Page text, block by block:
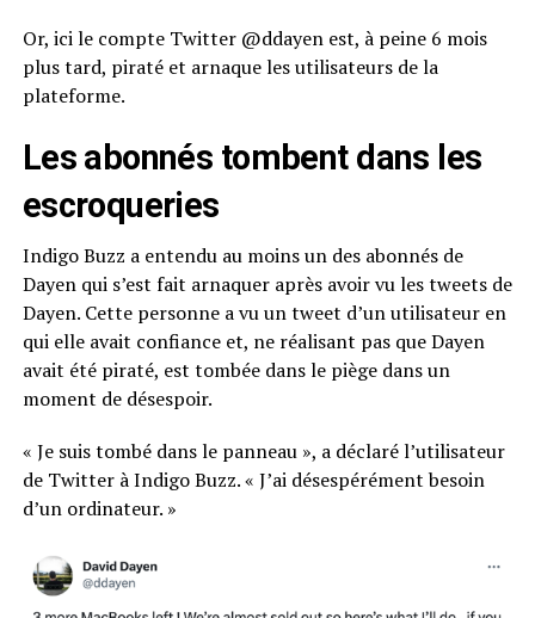
Or, ici le compte Twitter @ddayen est, à peine 6 mois
plus tard, piraté et arnaque les utilisateurs de la
plateforme.
Les abonnés tombent dans les
escroqueries
Indigo Buzz a entendu au moins un des abonnés de
Dayen qui s’est fait arnaquer après avoir vu les tweets de
Dayen. Cette personne a vu un tweet d’un utilisateur en
qui elle avait confiance et, ne réalisant pas que Dayen
avait été piraté, est tombée dans le piège dans un
moment de désespoir.
« Je suis tombé dans le panneau », a déclaré l’utilisateur
de Twitter à Indigo Buzz. « J’ai désespérément besoin
d’un ordinateur. »